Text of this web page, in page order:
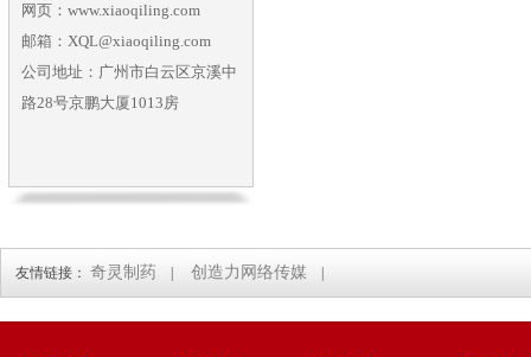
网页：www.xiaoqiling.com
邮箱：XQL@xiaoqiling.com
公司地址：广州市白云区京溪中
路28号京鹏大厦1013房
友情链接： 奇灵制药 创造力网络传媒